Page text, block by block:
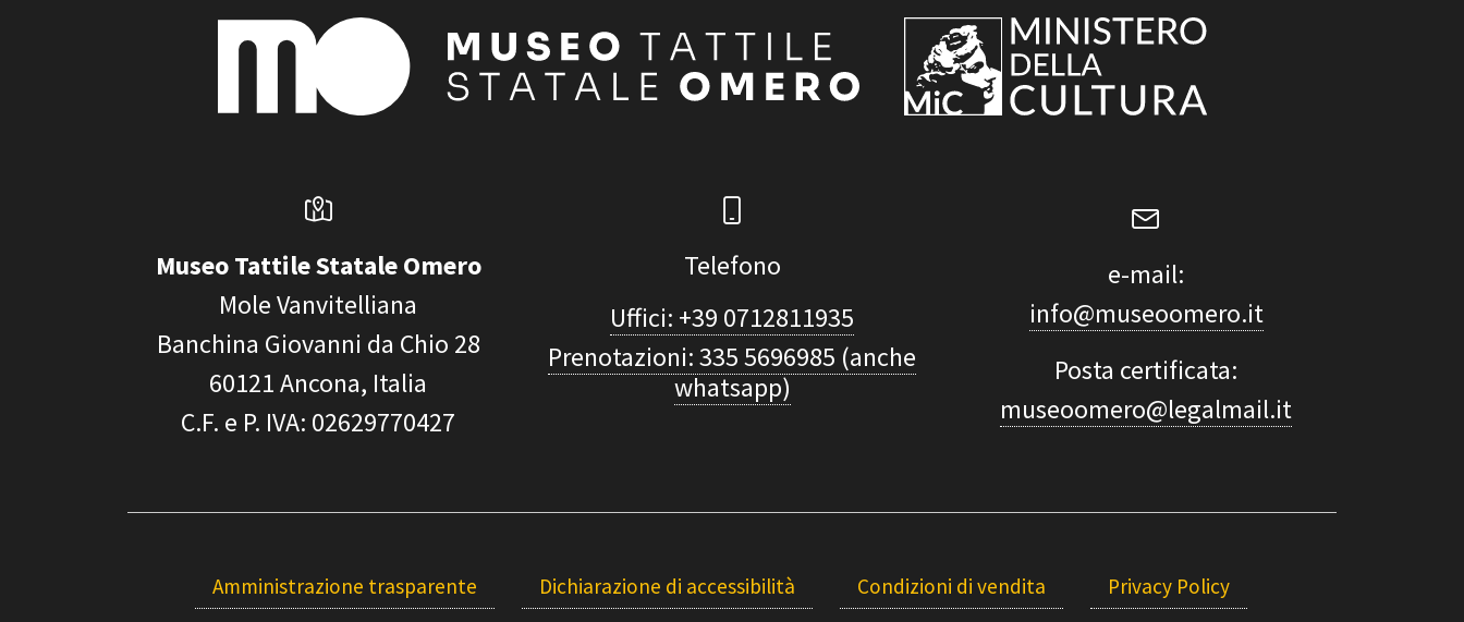
Museo Tattile Statale Omero
Mole Vanvitelliana
Banchina Giovanni da Chio 28
60121Ancona, Italia
C.F. e P. IVA: 02629770427
Telefono
Uffici: +39 0712811935
Prenotazioni: 335 5696985 (anche
whatsapp)
e-mail:
info@museoomero.it
Posta certificata:
museoomero@legalmail.it
Amministrazione trasparente Dichiarazione di accessibilità Condizioni di vendita Privacy Policy